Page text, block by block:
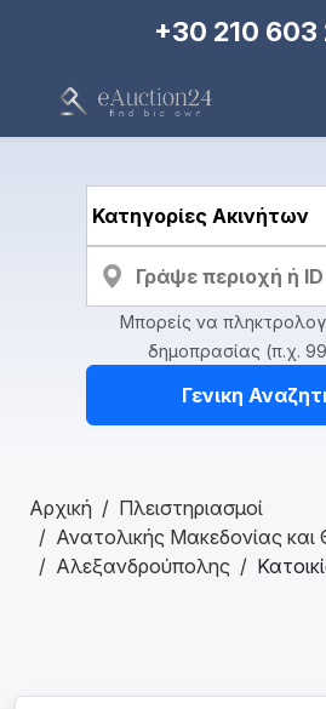
+30 210 603
Μπορείς να
δημοπρασίας (π.χ.
Γενικη
Αρχική
Πλειστηριασμοί
Ανατολικής Μακεδονίας και
Αλεξανδρούπολης